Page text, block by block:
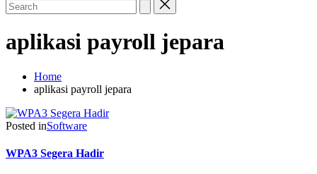
aplikasi payroll jepara
Home
aplikasi payroll jepara
Posted inSoftware
WPA3 Segera Hadir